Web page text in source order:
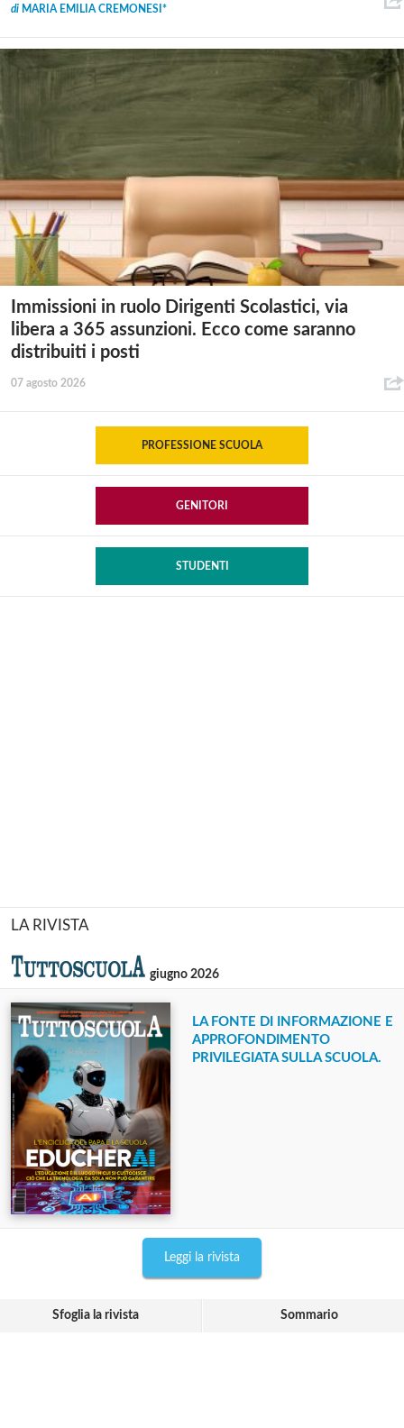
di MARIA EMILIA CREMONESI*
Immissioni in ruolo Dirigenti Scolastici, via
libera a 365 assunzioni. Ecco come saranno
distribuiti i posti
07 agosto 2026
PROFESSIONE SCUOLA
GENITORI
STUDENTI
LA RIVISTA
giugno 2026
LA FONTE DI INFORMAZIONE E
APPROFONDIMENTO
PRIVILEGIATA SULLA SCUOLA.
Leggi la rivista
Sfoglia la rivista Sommario